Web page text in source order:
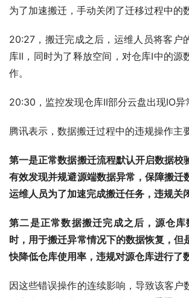
为了加速搬迁，手动关闭了迁移过程中的
20:27，搬迁完成之后，运维人员将客户
库II，同时为了释放空间，对仓库I中的源
作。
20:30，监控发现仓库II部分云盘出现IO异
腾讯表示，数据搬迁过程中的违规操作主
第一是正常数据搬迁流程默认开启数据校
有效发现并规避源端数据异常，保障搬迁
运维人员为了加速完成搬迁任务，违规关
第二是正常数据搬迁完成之后，源仓
时，用于搬迁异常情况下的数据恢复，但
快降低仓库使用率，违规对源仓库进行了
因这些错误操作的连续影响，导致该客户